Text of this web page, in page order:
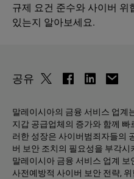
규제 요건 준수와 사이버 위
있는지 알아보세요.
공유
말레이시아의 금융 서비스 업계
지갑 공급업체의 증가와 함께
러한 성장은 사이버범죄자들의
버 보안 조치의 필요성을 부각
말레이시아 금융 서비스 업계
사전예방적 사이버 보안 전략,